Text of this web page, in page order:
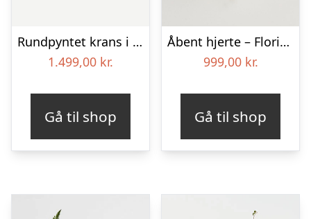
Rundpyntet krans i klassisk stil – pink
1.499,00 kr.
Gå til shop
Åbent hjerte – Floristens kreative valg
999,00 kr.
Gå til shop